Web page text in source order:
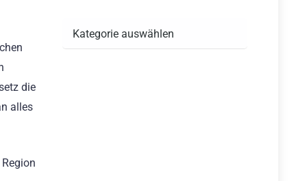
die
alles